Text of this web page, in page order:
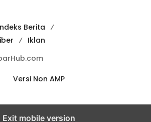
Berita
Iklan
Versi Non AMP
Exit mobile version